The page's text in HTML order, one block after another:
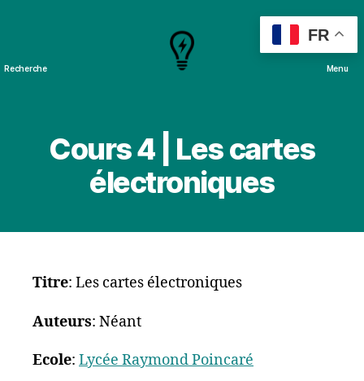
Recherche Menu
Cours 4 | Les cartes
électroniques
Titre: Les cartes électroniques
Auteurs: Néant
Ecole: Lycée Raymond Poincaré
FR